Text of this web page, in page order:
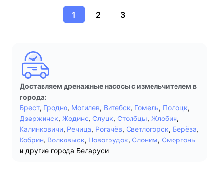
1 2 3
Доставляем дренажные насосы с измельчителем в
города:
Брест, Гродно, Могилев, Витебск, Гомель, Полоцк,
Дзержинск, Жодино, Слуцк, Столбцы, Жлобин,
Калинковичи, Речица, Рогачёв, Светлогорск, Берёза,
Кобрин, Волковыск, Новогрудок, Слоним, Сморгонь
и другие города Беларуси